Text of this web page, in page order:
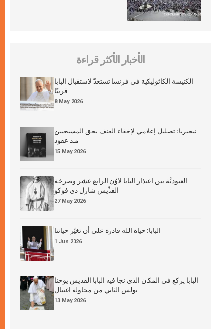
الأخبار الأكثر قراءة
الكنيسة الكاثوليكية في فرنسا تستعدّ لاستقبال البابا
قريبًا
8 May 2026
نيجيريا: تضليل إعلامي لإخفاء العنف بحق المسيحيين
منذ عقود
15 May 2026
العبوديَّة بين اعتذار البابا لاوُن الرابع عشر وصرخة
القدِّيس شارل دي فوكو
27 May 2026
البابا: حياة الله قادرة على أن تغيّر حياتنا
1 Jun 2026
البابا يركع في المكان الذي نجا فيه البابا القديس يوحنا
بولس الثاني من محاولة اغتيال
13 May 2026